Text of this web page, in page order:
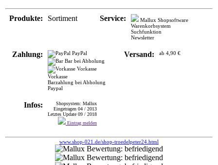
Suchfunktion
Newsletter
Vorkasse
Barzahlung bei Abholung
Paypal
Versand: ab 4,90 €
Shopsystem: Mallux
Eingetragen 04 / 2013
Letztes Update 09 / 2018
www.shop-021.de/shop-troedelpeter24.html